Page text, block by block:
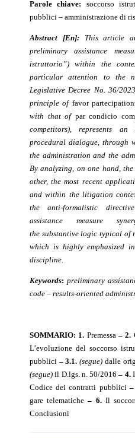
Parole chiave: soccorso
pubblici – amministrazione di
Abstract [En]: This article
preliminaryassistance
istruttorio”) within the
particular attention to the
Legislative Decree No. 36/
principle of favor
with that of par condicio
competitors), represents
procedural dialogue, through
the administration and the
By analyzing, on one hand,
other, the most recent
and within the litigation
the anti-formalistic
assistance measure
the substantive logic typical of
which is highly emphasized
discipline.
Keywords: preliminary
code – results-oriented
SOMMARIO: 1. Premessa – 2.
L’evoluzione del soccorso
pubblici – 3.1.(segue) dalle
(segue) il D.lgs. n. 50/2016– 4.
Codice dei contratti pubblici
gare telematiche– 6.Il
Conclusioni